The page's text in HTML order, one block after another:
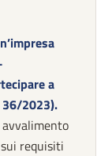
a
36/2023).
avvalimento
requisiti